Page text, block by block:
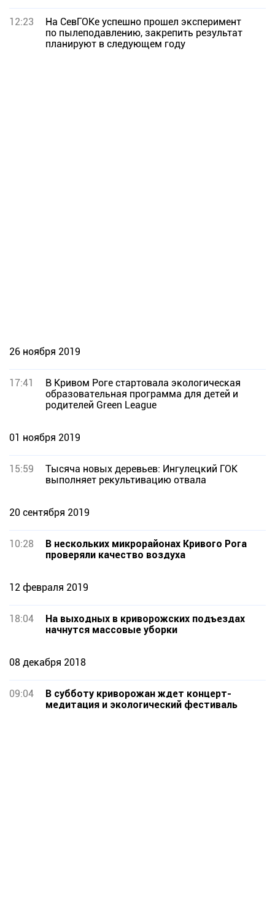
12:23
На СевГОКе успешно прошел эксперимент
по пылеподавлению, закрепить результат
планируют в следующем году
26 ноября 2019
17:41
В Кривом Роге стартовала экологическая
образовательная программа для детей и
родителей Green League
01 ноября 2019
15:59
Тысяча новых деревьев: Ингулецкий ГОК
выполняет рекультивацию отвала
20 сентября 2019
10:28
В нескольких микрорайонах Кривого Рога
проверяли качество воздуха
12 февраля 2019
18:04
На выходных в криворожских подъездах
начнутся массовые уборки
08 декабря 2018
09:04
В субботу криворожан ждет концерт-
медитация и экологический фестиваль